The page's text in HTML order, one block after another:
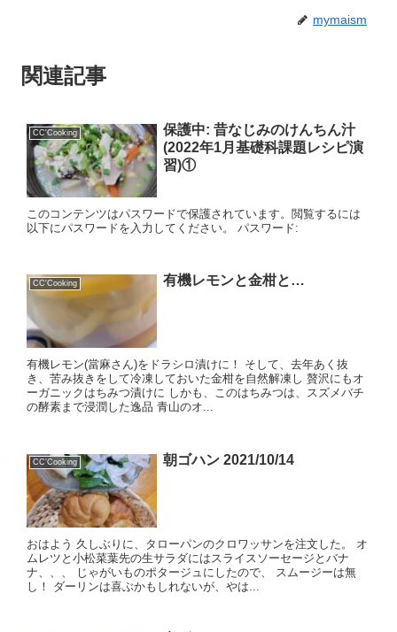
mymaism
関連記事
CC'Cooking
保護中: 昔なじみのけんちん汁
(2022年1月基礎科課題レシピ演
習)①
このコンテンツはパスワードで保護されています。閲覧するには
以下にパスワードを入力してください。 パスワード:
CC'Cooking 有機レモンと金柑と…
有機レモン(當麻さん)をドラシロ漬けに！ そして、去年あく抜
き、苦み抜きをして冷凍しておいた金柑を自然解凍し 贅沢にもオ
ーガニックはちみつ漬けに しかも、このはちみつは、スズメバチ
の酵素まで浸潤した逸品 青山のオ...
CC'Cooking 朝ゴハン 2021/10/14
おはよう 久しぶりに、タローパンのクロワッサンを注文した。 オ
ムレツと小松菜葉先の生サラダにはスライスソーセージとバナ
ナ、、、 じゃがいものポタージュにしたので、 スムージーは無
し！ ダーリンは喜ぶかもしれないが、やは...